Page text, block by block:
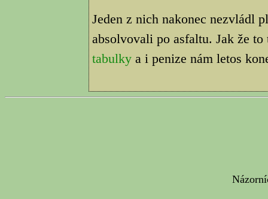
Jeden z nich nakonec nezvládl
absolvovali po asfaltu. Jak že
tabulkya i penize nám letos